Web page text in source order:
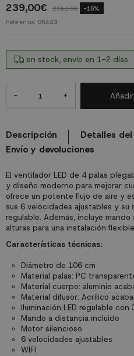
239,00€ 281,18€ -15%
Referencia 06443
El ventilador LED de 4 palas
y diseño moderno para mejorar
ofrece un potente flujo de aire y
sus 6 velocidades ajustables y su
regulable. Además, incluye
alturas para una instalación
Características técnicas:
Diámetro de 106 cm
Material palas: PC
Material cuerpo: aluminio
Material difusor: Acrílico
Iluminación LED regulable
Mando a distancia incluido
Motor silencioso
6 velocidades ajustables
WIFI
en stock, envío en 1-2 días
- +
Descripción
Detalles
Envío y devoluciones